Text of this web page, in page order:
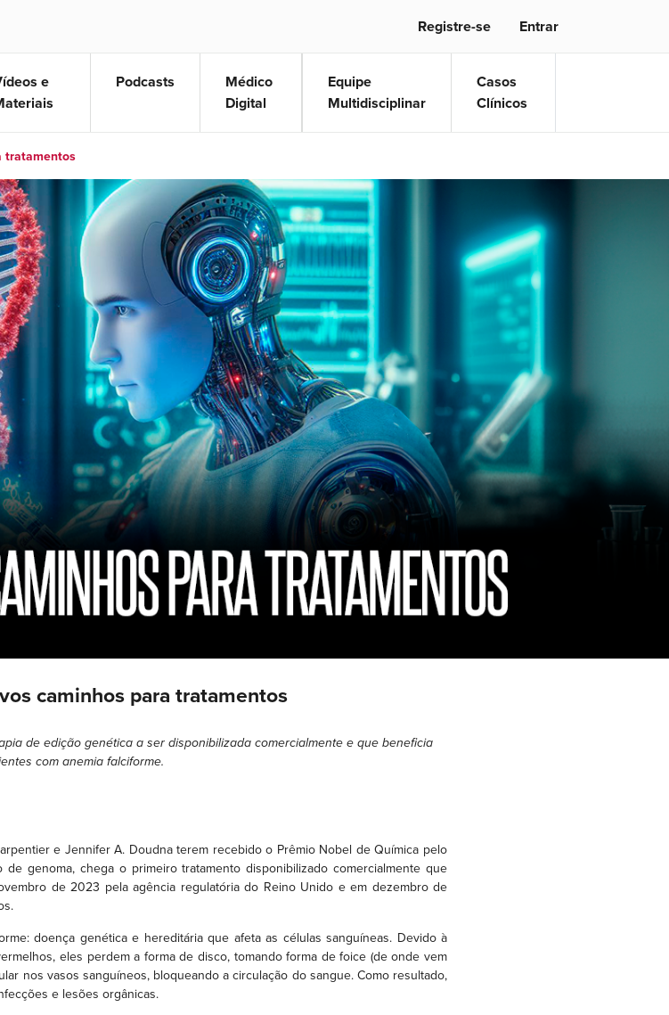
caminhos para
Registre-se Entrar
e
Podcasts
Médico
Digital
Equipe
Multidisciplinar
Casos
Clínicos
tratamentos
caminhos para tratamentos
de edição genética a ser disponibilizada comercialmente e que beneficia
com anemia falciforme.
e Jennifer A. Doudna terem recebido o Prêmio Nobel de Química pelo
de genoma, chega o primeiro tratamento disponibilizado comercialmente que
de 2023 pela agência regulatória do Reino Unido e em dezembro de
doença genética e hereditária que afeta as células sanguíneas. Devido à
eles perdem a forma de disco, tomando forma de foice (de onde vem
nos vasos sanguíneos, bloqueando a circulação do sangue. Como resultado,
e lesões orgânicas.